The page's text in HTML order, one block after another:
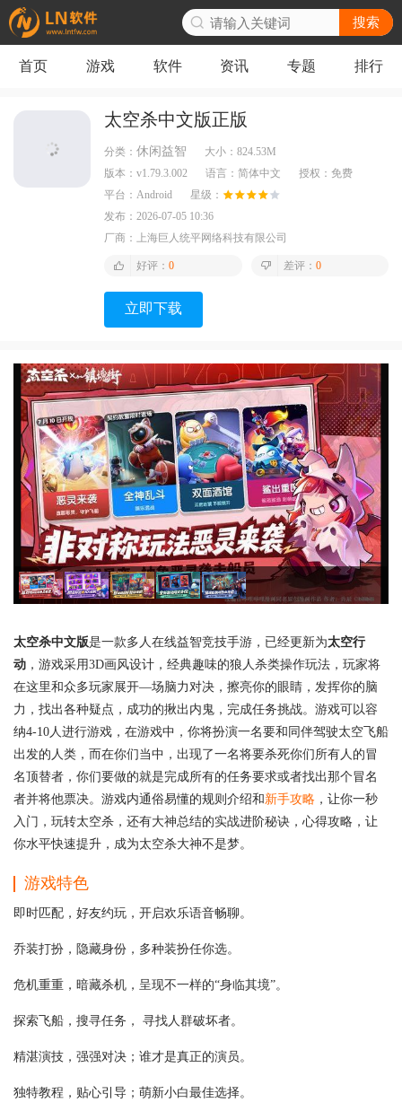
搜索
首页 游戏 软件 资讯 专题 排行
太空杀中文版正版
分类： 休闲益智 大小： 824.53M
版本： v1.79.3.002 语言： 简体中文 授权： 免费
平台： Android
星级：
发布： 2026-07-05 10:36
厂商：
上海巨人统平网络科技有限公司
好评： 0 差评： 0
立即下载
太空杀中文版是一款多人在线益智竞技手游，已经更新为太空行
动 ，游戏采用3D画风设计，经典趣味的狼人杀类操作玩法，玩家将
在这里和众多玩家展开—场脑力对决，擦亮你的眼睛，发挥你的脑
力，找出各种疑点，成功的揪出内鬼，完成任务挑战。游戏可以容
纳4-10人进行游戏，在游戏中，你将扮演一名要和同伴驾驶太空飞船
出发的人类，而在你们当中，出现了一名将要杀死你们所有人的冒
名顶替者，你们要做的就是完成所有的任务要求或者找出那个冒名
者并将他票决。游戏内通俗易懂的规则介绍和新手攻略 ，让你一秒
入门，玩转太空杀，还有大神总结的实战进阶秘诀，心得攻略，让
你水平快速提升，成为太空杀大神不是梦。
游戏特色
即时匹配，好友约玩，开启欢乐语音畅聊。
乔装打扮，隐藏身份，多种装扮任你选。
危机重重，暗藏杀机，呈现不一样的“身临其境”。
探索飞船，搜寻任务， 寻找人群破坏者。
精湛演技，强强对决；谁才是真正的演员。
独特教程，贴心引导；萌新小白最佳选择。